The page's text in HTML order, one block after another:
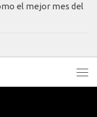
el mejor mes del